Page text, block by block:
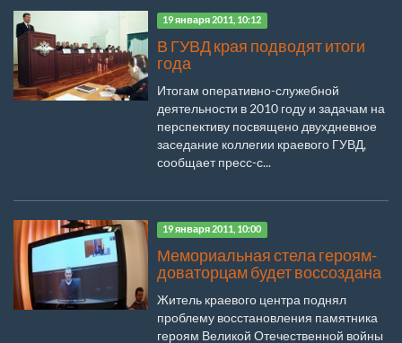
19 января 2011, 10:12
В ГУВД края подводят итоги
года
Итогам оперативно-служебной
деятельности в 2010 году и задачам на
перспективу посвящено двухдневное
заседание коллегии краевого ГУВД,
сообщает пресс-с...
19 января 2011, 10:00
Мемориальная стела героям-
доваторцам будет воссоздана
Житель краевого центра поднял
проблему восстановления памятника
героям Великой Отечественной войны